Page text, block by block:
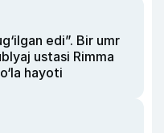
edi”. Bir umr
ustasi Rimma
hayoti